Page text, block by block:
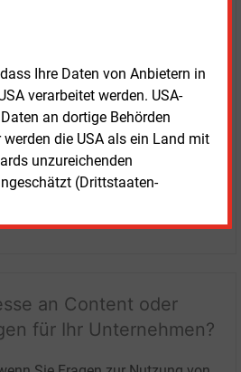
Ihre Daten von Anbietern in
verarbeitet werden. USA-
an dortige Behörden
die USA als ein Land mit
unzureichenden
(Drittstaaten-
an Content oder
für Ihr Unternehmen?